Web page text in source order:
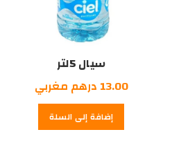
سيال 5لتر
13.00 درهم مغربي
إضافة إلى السلة